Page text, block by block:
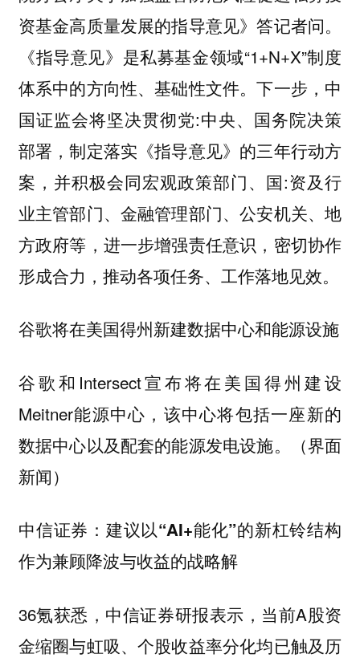
资基金高质量发展的指导意见》答记者问。
《指导意见》是私募基金领域“1+N+X”制度
体系中的方向性、基础性文件。下一步，中
国证监会将坚决贯彻党:中央、国务院决策
部署，制定落实《指导意见》的三年行动方
案，并积极会同宏观政策部门、国:资及行
业主管部门、金融管理部门、公安机关、地
方政府等，进一步增强责任意识，密切协作
形成合力，推动各项任务、工作落地见效。
谷歌将在美国得州新建数据中心和能源设施
谷歌和Intersect宣布将在美国得州建设
Meitner能源中心，该中心将包括一座新的
数据中心以及配套的能源发电设施。（界面
新闻）
中信证券：建议以“AI+能化”的新杠铃结构
作为兼顾降波与收益的战略解
36氪获悉，中信证券研报表示，当前A股资
金缩圈与虹吸、个股收益率分化均已触及历